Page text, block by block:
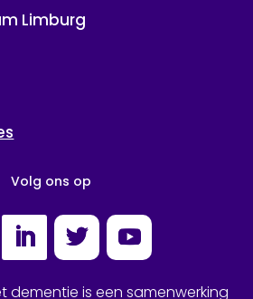
Limburg
Volg ons op
dementie is een samenwerking